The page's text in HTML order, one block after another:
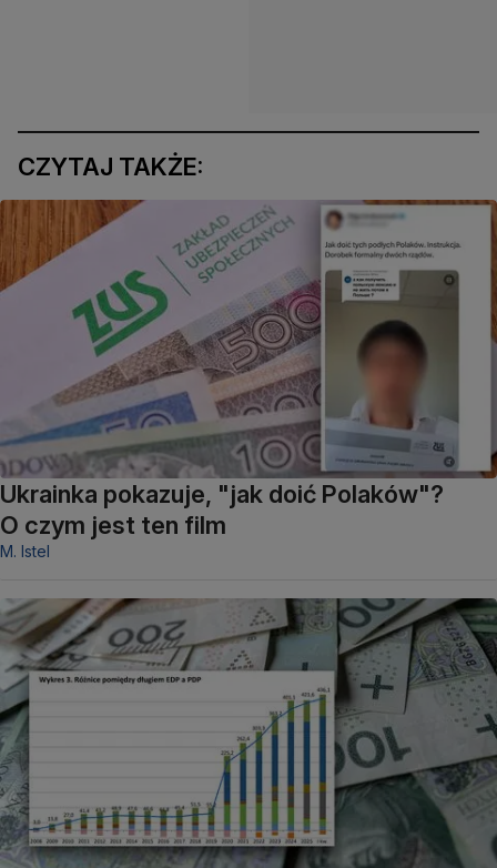
CZYTAJ TAKŻE:
Ukrainka pokazuje, "jak doić Polaków"?
O czym jest ten film
M. Istel